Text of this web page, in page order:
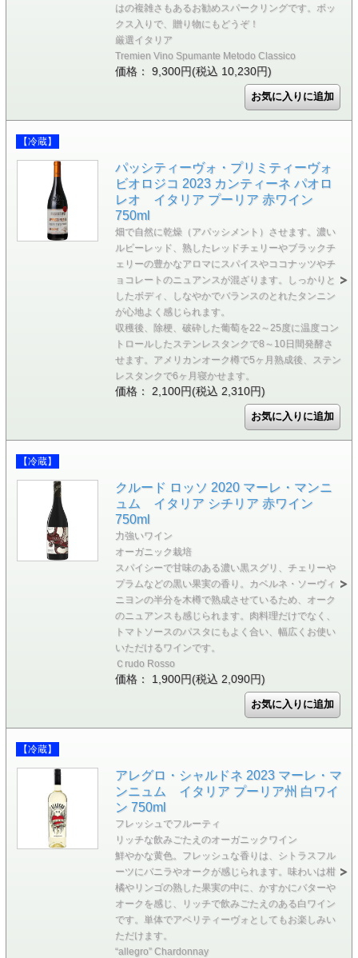
はの複雑さもあるお勧めスパークリングです。ボッ
クス入りで、贈り物にもどうぞ！
厳選イタリア
Tremien Vino Spumante Metodo Classico
価格： 9,300円(税込 10,230円)
【冷蔵】
パッシティーヴォ・プリミティーヴォ
ビオロジコ 2023 カンティーネ パオロ
レオ イタリア プーリア 赤ワイン
750ml
畑で自然に乾燥（アパッシメント）させます。濃い
ルビーレッド、熟したレッドチェリーやブラックチ
ェリーの豊かなアロマにスパイスやココナッツやチ
ョコレートのニュアンスが混ざります。しっかりと
したボディ、しなやかでバランスのとれたタンニン
が心地よく感じられます。
収穫後、除梗、破砕した葡萄を22～25度に温度コン
トロールしたステンレスタンクで8～10日間発酵さ
せます。アメリカンオーク樽で5ヶ月熟成後、ステン
レスタンクで6ヶ月寝かせます。
価格： 2,100円(税込 2,310円)
【冷蔵】
クルード ロッソ 2020 マーレ・マンニ
ュム イタリア シチリア 赤ワイン
750ml
力強いワイン
オーガニック栽培
スパイシーで甘味のある濃い黒スグリ、チェリーや
プラムなどの黒い果実の香り。カベルネ・ソーヴィ
ニヨンの半分を木樽で熟成させているため、オーク
のニュアンスも感じられます。肉料理だけでなく、
トマトソースのパスタにもよく合い、幅広くお使い
いただけるワインです。
Ｃrudo Rosso
価格： 1,900円(税込 2,090円)
【冷蔵】
アレグロ・シャルドネ 2023 マーレ・マ
ンニュム イタリア プーリア州 白ワイ
ン 750ml
フレッシュでフルーティ
リッチな飲みごたえのオーガニックワイン
鮮やかな黄色。フレッシュな香りは、シトラスフル
ーツにバニラやオークが感じられます。味わいは柑
橘やリンゴの熟した果実の中に、かすかにバターや
オークを感じ、リッチで飲みごたえのある白ワイン
です。単体でアペリティーヴォとしてもお楽しみい
ただけます。
“allegro” Chardonnay